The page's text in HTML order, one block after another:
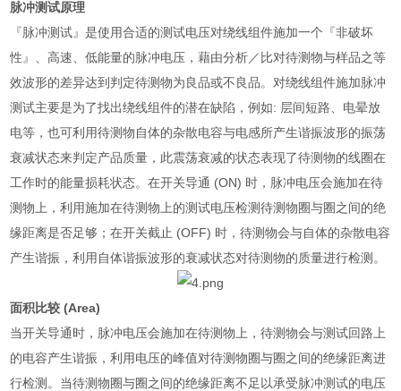
脉冲测试原理
『脉冲测试』是使用合适的测试电压对绕线组件施加一个『非破坏
性』、高速、低能量的脉冲电压，藉由分析／比对待测物与样品之等
效波形的差异达到判定待测物为良品或不良品。对绕线组件施加脉冲
测试主要是为了找出绕线组件的潜在缺陷，例如: 层间短路、电晕放
电等，也可利用待测物自体的杂散电容与电感所产生谐振波形的振荡
衰减状态来判定产品质量，此震荡衰减的状态表现了待测物的线圈在
工作时的能量损耗状态。在开关导通 (ON) 时，脉冲电压会施加在待
测物上，利用施加在待测物上的测试电压检测待测物圈与圈之间的绝
缘距离是否足够；在开关截止 (OFF) 时，待测物会与自体的杂散电容
产生谐振，利用自体谐振波形的衰减状态对待测物的质量进行检测。
面积比较 (Area)
当开关导通时，脉冲电压会施加在待测物上，待测物会与测试回路上
的电容产生谐振，利用电压的峰值对待测物圈与圈之间的绝缘距离进
行检测。当待测物圈与圈之间的绝缘距离不足以承受脉冲测试的电压